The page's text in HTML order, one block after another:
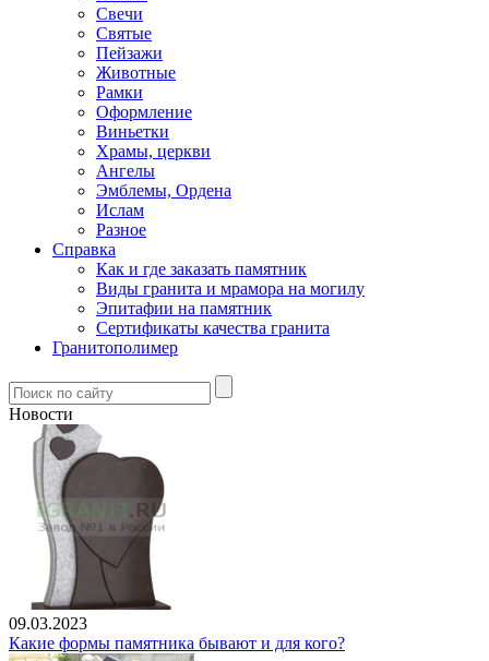
Свечи
Святые
Пейзажи
Животные
Рамки
Оформление
Виньетки
Храмы, церкви
Ангелы
Эмблемы, Ордена
Ислам
Разное
Справка
Как и где заказать памятник
Виды гранита и мрамора на могилу
Эпитафии на памятник
Сертификаты качества гранита
Гранитополимер
Новости
09.03.2023
Какие формы памятника бывают и для кого?